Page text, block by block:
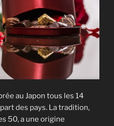
au Japon tous les 14
des pays. La tradition,
50, a une origine